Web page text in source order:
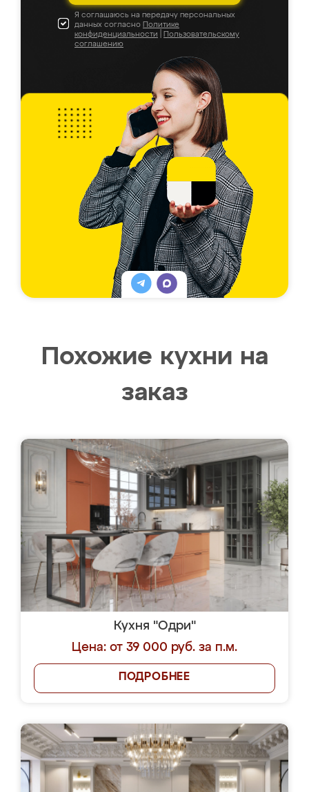
Я соглашаюсь на передачу персональных
данных согласно Политике
конфиденциальности
Пользовательскому
соглашению
Похожие кухни на
заказ
Кухня "Одри"
Цена: от 39 000 руб. за п.м.
ПОДРОБНЕЕ